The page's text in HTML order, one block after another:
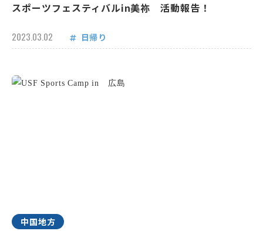
スポーツフェスティバルin美祢 活動報告！
2023.03.02 日帰り
中国地方